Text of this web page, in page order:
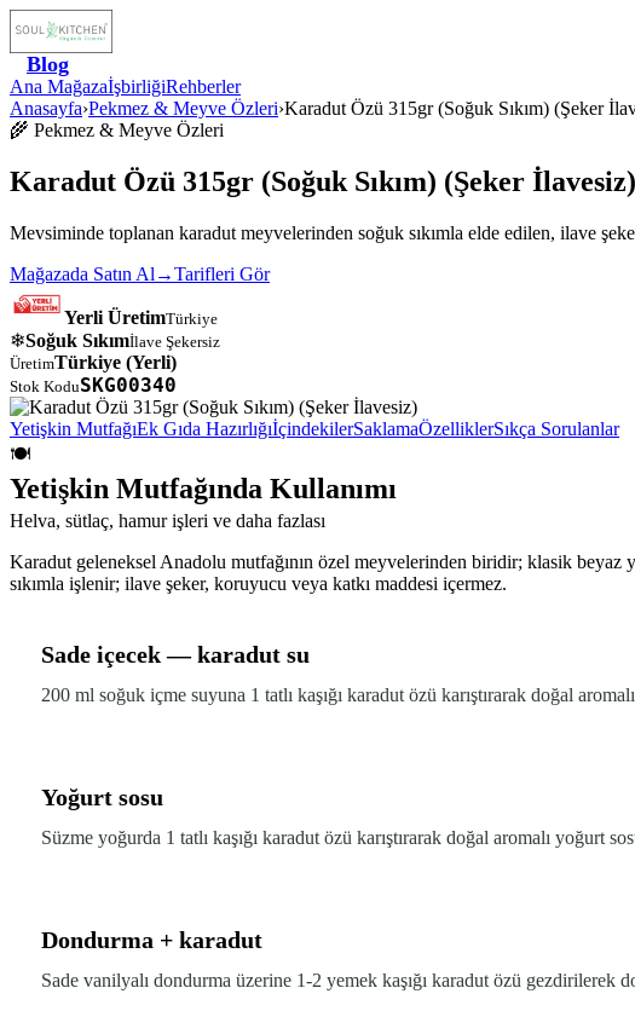
Blog
Ana MağazaİşbirliğiRehberler
Anasayfa›Pekmez & Meyve Özleri›Karadut Özü 315gr (Soğuk Sıkım) (Şeker
🌾 Pekmez & Meyve Özleri
Karadut Özü 315gr (Soğuk Sıkım) (Şeker İlavesiz)
Mevsiminde toplanan karadut meyvelerinden soğuk sıkımla elde edilen, ilave
Mağazada Satın Al →Tarifleri Gör
Yerli ÜretimTürkiye
❄Soğuk Sıkımİlave Şekersiz
ÜretimTürkiye (Yerli)
Stok KoduSKG00340
Yetişkin MutfağıEk Gıda HazırlığıİçindekilerSaklamaÖzelliklerSıkça Sorulanlar
🍽️
Yetişkin Mutfağında Kullanımı
Helva, sütlaç, hamur işleri ve daha fazlası
Karadut geleneksel Anadolu mutfağının özel meyvelerinden biridir; klasik
sıkımla işlenir; ilave şeker, koruyucu veya katkı maddesi içermez.
Sade içecek — karadut su
200 ml soğuk içme suyuna 1 tatlı kaşığı karadut özü karıştırarak doğal aromalı
Yoğurt sosu
Süzme yoğurda 1 tatlı kaşığı karadut özü karıştırarak doğal aromalı yoğurt
Dondurma + karadut
Sade vanilyalı dondurma üzerine 1-2 yemek kaşığı karadut özü gezdirilerek